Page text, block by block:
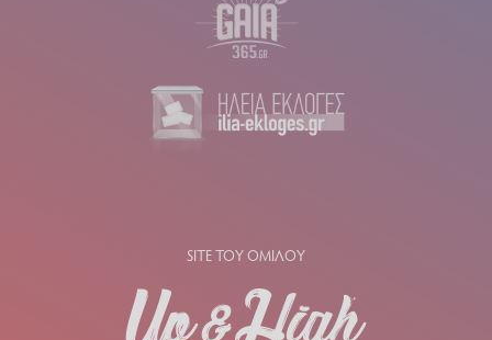
SITE ΤΟΥ ΟΜΙΛΟΥ